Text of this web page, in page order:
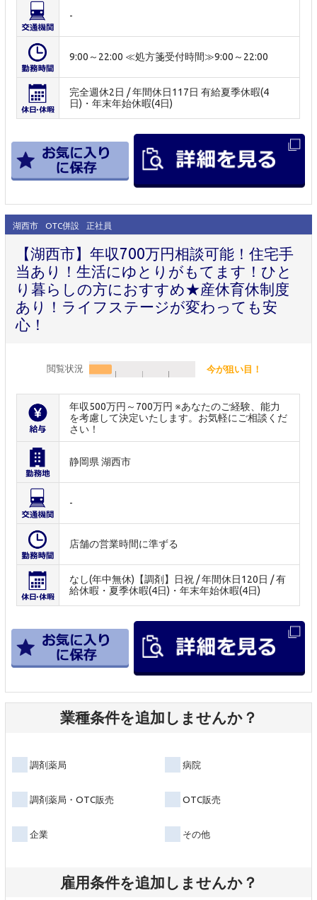
-
9:00～22:00 ≪処方箋受付時間≫9:00～22:00
完全週休2日 / 年間休日117日 有給夏季休暇(4
日)・年末年始休暇(4日)
湖西市 OTC併設 正社員
【湖西市】年収700万円相談可能！住宅手
当あり！生活にゆとりがもてます！ひと
り暮らしの方におすすめ★産休育休制度
あり！ライフステージが変わっても安
心！
閲覧状況 今が狙い目！
年収500万円～700万円 ※あなたのご経験、能力
を考慮して決定いたします。お気軽にご相談くだ
さい！
静岡県 湖西市
-
店舗の営業時間に準ずる
なし(年中無休)【調剤】日祝 / 年間休日120日 / 有
給休暇・夏季休暇(4日)・年末年始休暇(4日)
業種条件を追加しませんか？
調剤薬局 病院
調剤薬局・OTC販売 OTC販売
企業 その他
雇用条件を追加しませんか？